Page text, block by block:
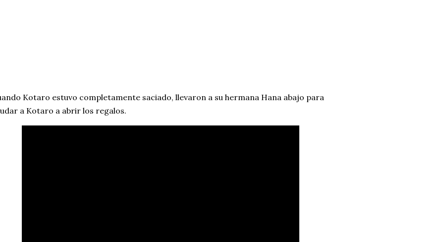
Kotaro estuvo completamente saciado, llevaron a su hermana Hana abajo para
a Kotaro a abrir los regalos.